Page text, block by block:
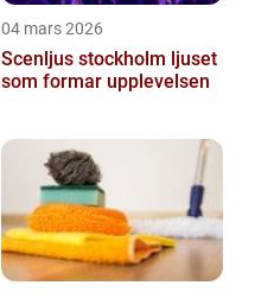
04 mars 2026
Scenljus stockholm ljuset
som formar upplevelsen